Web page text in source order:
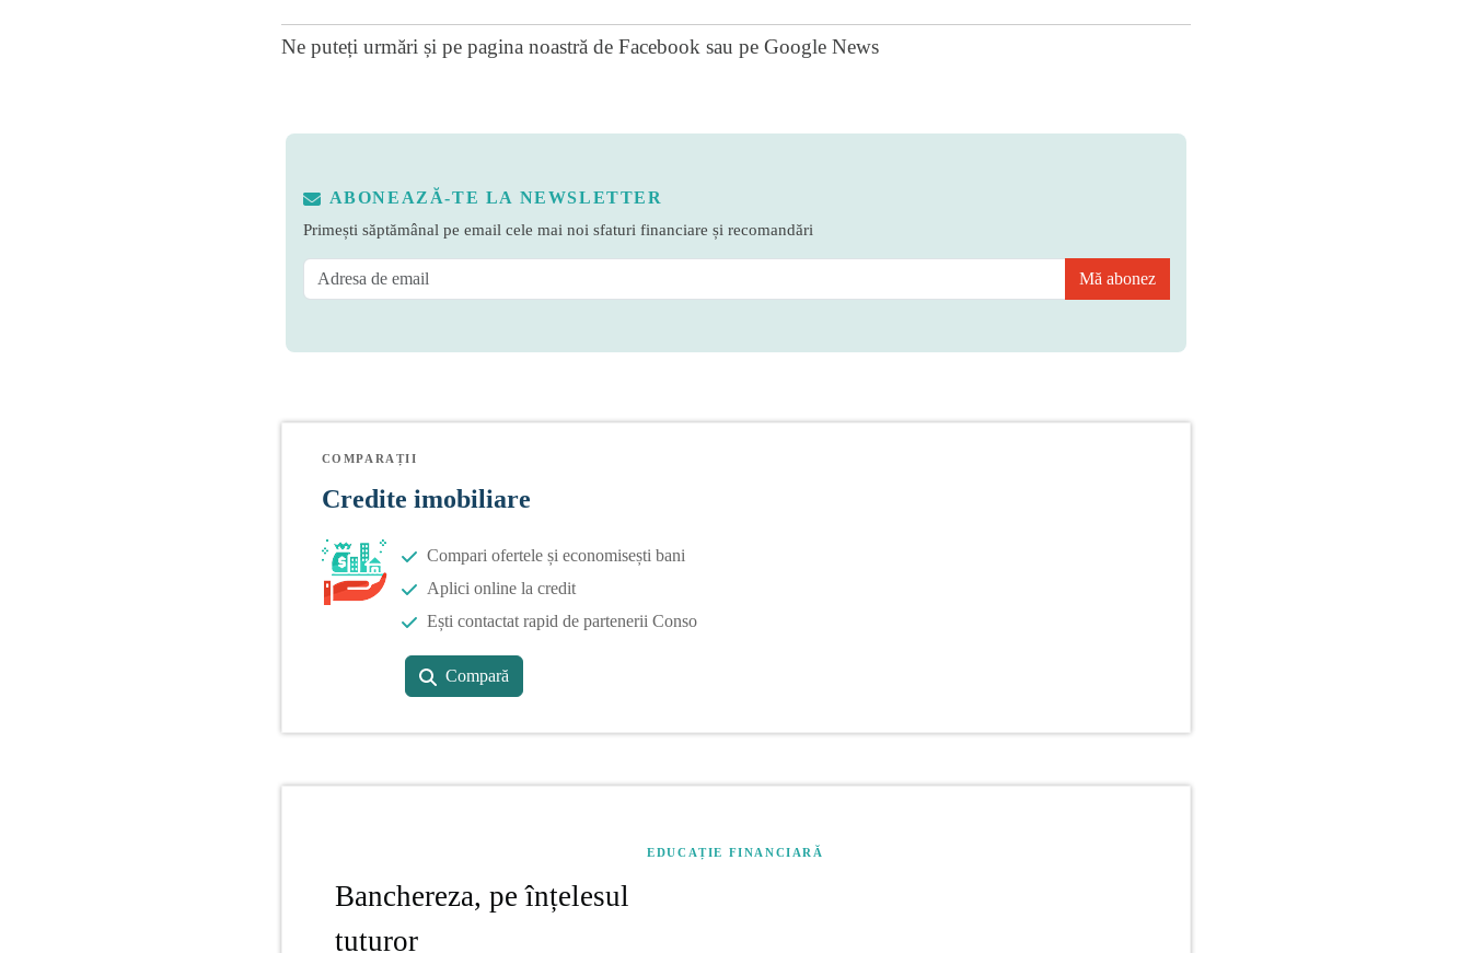
Ne puteți urmări și pe pagina noastră de Facebook sau pe Google News
ABONEAZĂ-TE LA NEWSLETTER
Primești săptămânal pe email cele mai noi sfaturi financiare și recomandări
Mă abonez
COMPARAȚII
Credite imobiliare
Compari ofertele și economisești bani
Aplici online la credit
Ești contactat rapid de partenerii Conso
Compară
EDUCAȚIE FINANCIARĂ
Banchereza, pe înțelesul
tuturor